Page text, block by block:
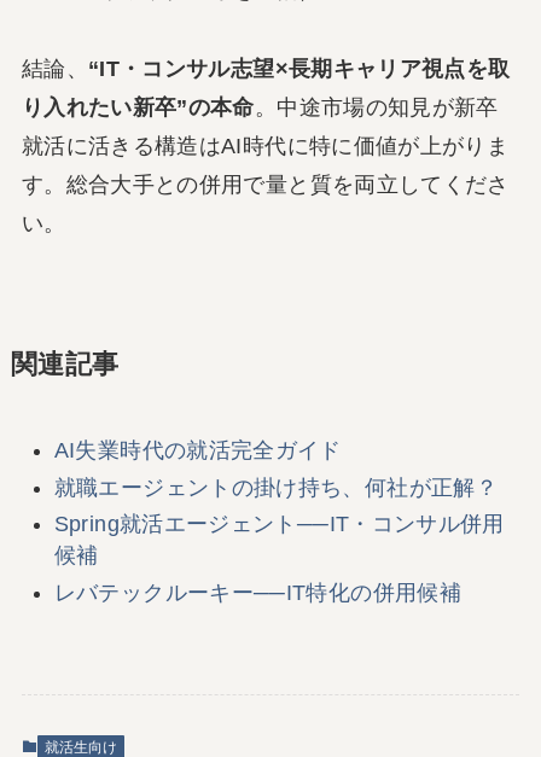
結論、 “IT・コンサル志望×長期キャリア視点を取
り入れたい新卒”の本命。中途市場の知見が新卒
就活に活きる構造はAI時代に特に価値が上がりま
す。総合大手との併用で量と質を両立してくださ
い。
関連記事
AI失業時代の就活完全ガイド
就職エージェントの掛け持ち、何社が正解？
Spring就活エージェント──IT・コンサル併用
候補
レバテックルーキー──IT特化の併用候補
就活生向け